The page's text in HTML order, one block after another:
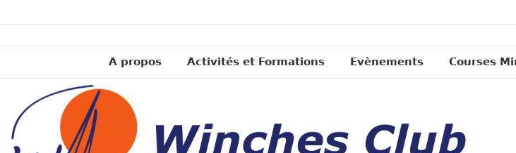
A propos Activités et Formations Evènements Courses